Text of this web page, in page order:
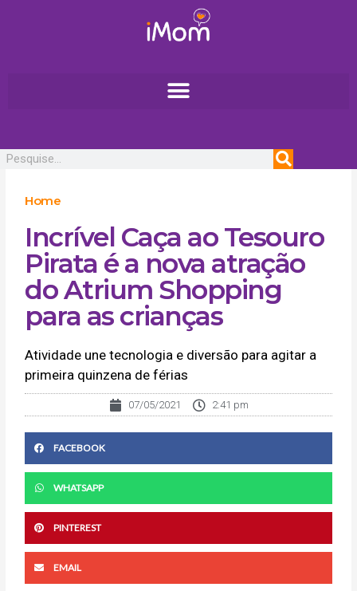
Home
Incrível Caça ao Tesouro
Pirata é a nova atração
do Atrium Shopping
para as crianças
Atividade une tecnologia e diversão para agitar a
primeira quinzena de férias
07/05/2021 2:41 pm
FACEBOOK
WHATSAPP
PINTEREST
EMAIL